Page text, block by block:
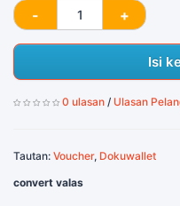
Isi
0 ulasan / Ulasan
Tautan: Voucher, Dokuwallet
convert valas